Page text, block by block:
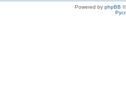
Powered by phpBB